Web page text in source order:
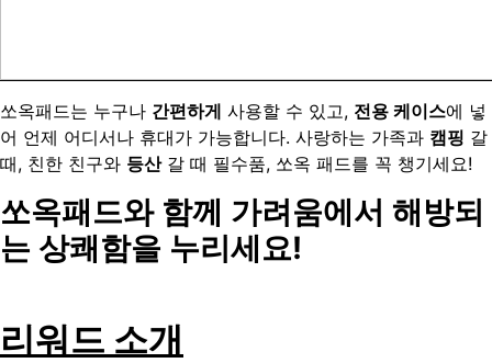
쏘옥패드는 누구나 간편하게 사용할 수 있고, 전용 케이스에 넣
어 언제 어디서나 휴대가 가능합니다. 사랑하는 가족과 캠핑 갈
때, 친한 친구와 등산갈 때 필수품, 쏘옥 패드를 꼭 챙기세요!
쏘옥패드와 함께 가려움에서 해방되
는 상쾌함을 누리세요!
리워드 소개